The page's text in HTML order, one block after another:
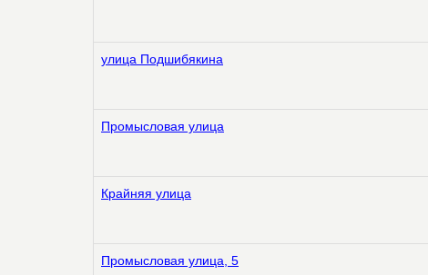
улица Подшибякина
Промысловая улица
Крайняя улица
Промысловая улица, 5